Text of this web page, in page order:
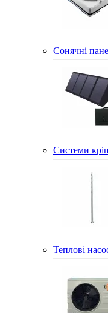
Сонячні
Системи
Теплові